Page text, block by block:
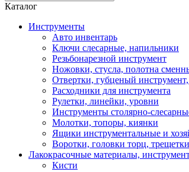
Каталог
Инструменты
Авто инвентарь
Ключи слесарные, напильники
Резьбонарезной инструмент
Ножовки, стусла, полотна
Отвертки, губценый
Расходники для инструмента
Рулетки, линейки, уровни
Инструменты столярно-
Молотки, топоры, киянки
Ящики инструментальные и
Воротки, головки торц, трещетки
Лакокрасочные материалы,
Кисти